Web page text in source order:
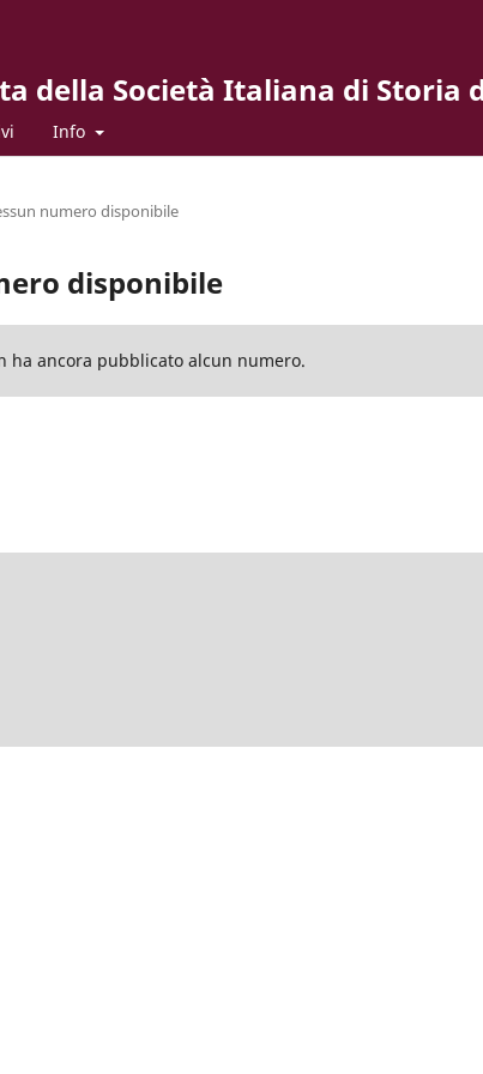
della Società Italiana di Storia
Info
numero disponibile
disponibile
ha ancora pubblicato alcun numero.